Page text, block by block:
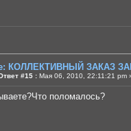
КОЛЛЕКТИВНЫЙ ЗАКАЗ
#15 : Мая 06, 2010, 22:11:21 pm
поломалось?